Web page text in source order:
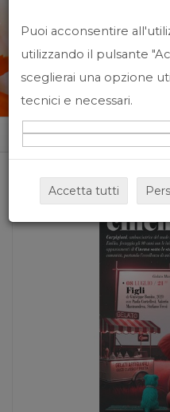
Home News&events
Puoi acconsentire
utilizzando il pulsante
sceglierai una opzione
tecnici e necessari.
Accetta tutti